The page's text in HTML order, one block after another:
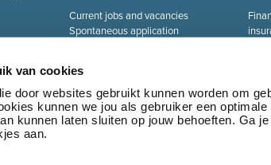
van cookies
door websites gebruikt kunnen worden om
kunnen we jou als gebruiker een optimale
kunnen laten sluiten op jouw behoeften. Ga
aan.
Current jobs and vacancies
Spontaneous application